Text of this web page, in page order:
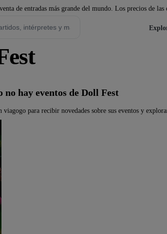
de entradas más grande del mundo. Los precios de
no hay eventos de Doll Fest
viagogo para recibir novedades sobre sus eventos y